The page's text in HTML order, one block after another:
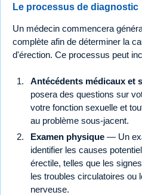
Le processus de diagnostic
Un médecin commencera
complète afin de déterminer la
d'érection. Ce processus peut
Antécédents médicaux et
posera des questions sur
votre fonction sexuelle et
au problème sous-jacent.
Examen physique — Un
identifier les causes
érectile, telles que les
les troubles circulatoires ou
nerveuse.